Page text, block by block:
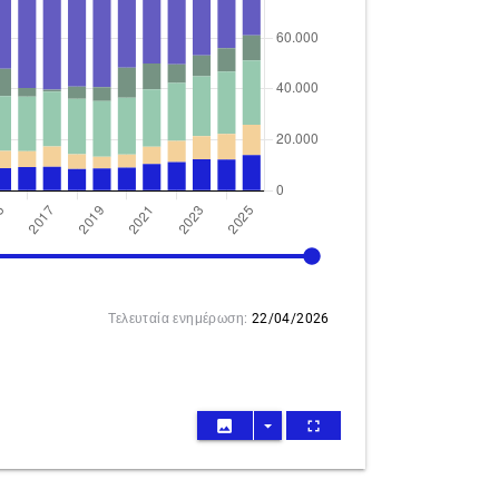
Τελευταία ενημέρωση: 22/04/2026
image arrow_drop_down fullscreen